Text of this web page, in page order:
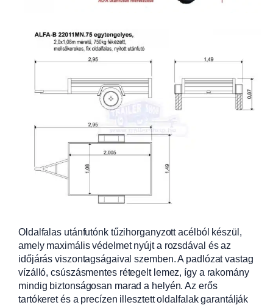
Oldalfalas utánfutónk tűzihorganyzott acélból készül,
amely maximális védelmet nyújt a rozsdával és az
időjárás viszontagságaival szemben. A padlózat vastag
vízálló, csúszásmentes rétegelt lemez, így a rakomány
mindig biztonságosan marad a helyén. Az erős
tartókeret és a precízen illesztett oldalfalak garantálják